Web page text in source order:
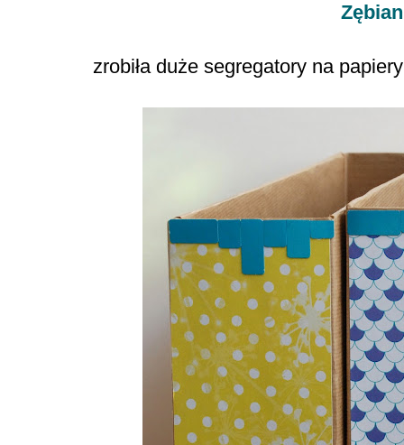
zrobiła duże segregatory na